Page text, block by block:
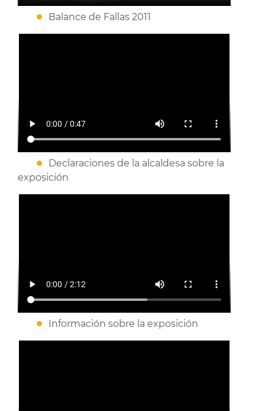
Balance de Fallas 2011
Declaraciones de la alcaldesa sobre la
exposición
Información sobre la exposición